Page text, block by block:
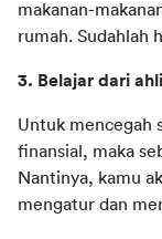
makanan-
rumah. Sudahlah
3. Belajar dari
Untuk mencegah
finansial, maka
Nantinya, kamu
mengatur dan